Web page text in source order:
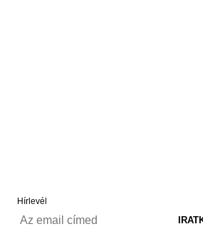
Hírlevél